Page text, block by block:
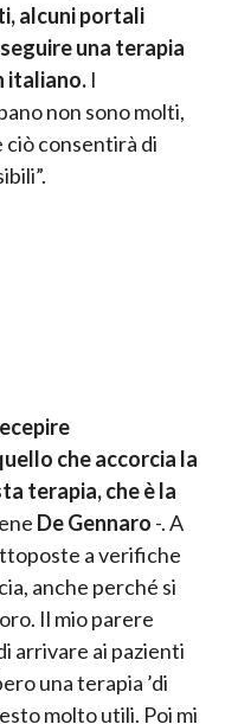
alcuni portali
una terapia
italiano. I
non sono molti,
consentirà di
che accorcia la
terapia, che è la
De Gennaro -. A
a verifiche
anche perché si
Il mio parere
arrivare ai pazienti
una terapia ’di
molto utili. Poi mi